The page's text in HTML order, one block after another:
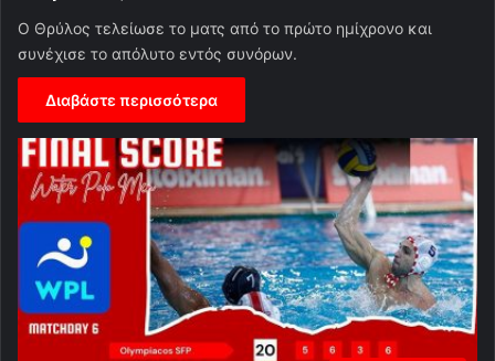
Ο Θρύλος τελείωσε το ματς από το πρώτο ημίχρονο και
συνέχισε το απόλυτο εντός συνόρων.
Διαβάστε περισσότερα